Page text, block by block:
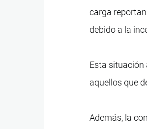
carga
debido a la
Esta situación
aquellos que
Además, la